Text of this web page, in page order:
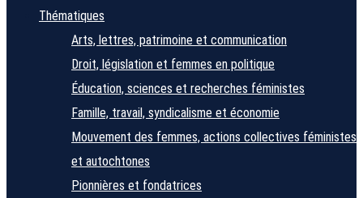
Thématiques
Arts, lettres, patrimoine et communication
Droit, législation et femmes en politique
Éducation, sciences et recherches féministes
Famille, travail, syndicalisme et économie
Mouvement des femmes, actions collectives féministes
et autochtones
Pionnières et fondatrices